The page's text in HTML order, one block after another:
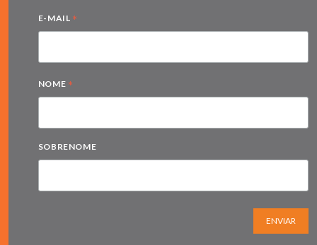
E-MAIL *
NOME *
SOBRENOME
ENVIAR